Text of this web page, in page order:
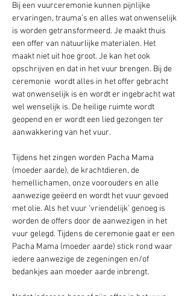
Bij een vuurceremonie kunnen pijnlijke
ervaringen, trauma’s en alles wat onwenselijk
is worden getransformeerd. Je maakt thuis
een offer van natuurlijke materialen. Het
maakt niet uit hoe groot. Je kan het ook
opschrijven en dat in het vuur brengen. Bij de
ceremonie  wordt alles in het offer gebracht
wat onwenselijk is en wordt er ingebracht wat
wel wenselijk is. De heilige ruimte wordt
geopend en er wordt een lied gezongen ter
aanwakkering van het vuur.
Tijdens het zingen worden Pacha Mama
(moeder aarde), de krachtdieren, de
hemellichamen, onze voorouders en alle
aanwezige geëerd en wordt het vuur gevoed
met olie. Als het vuur ‘vriendelijk’ genoeg is
worden de offers door de aanwezigen in het
vuur gelegd. Tijdens de ceremonie gaat er een
Pacha Mama (moeder aarde) stick rond waar
iedere aanwezige de zegeningen en/of
bedankjes aan moeder aarde inbrengt.